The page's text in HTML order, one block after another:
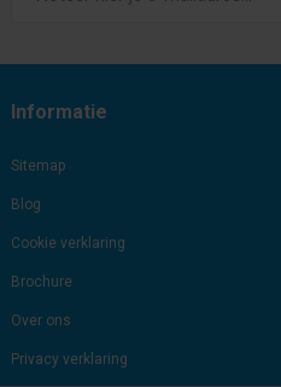
Informatie
Sitemap
Blog
Cookie verklaring
Brochure
Over ons
Privacy verklaring